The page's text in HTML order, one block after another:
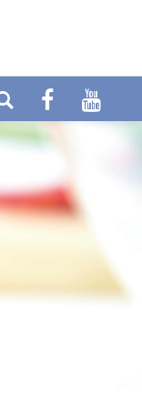
E-mail:
info@cytolabor.de